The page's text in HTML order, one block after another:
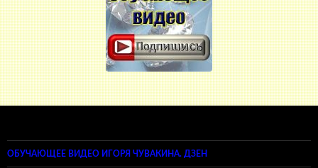
ОБУЧАЮЩЕЕ ВИДЕО ИГОРЯ ЧУВАКИНА. ДЗЕН